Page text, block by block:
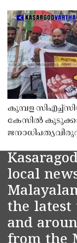
കുമ്പള
കേസിൽ
local
the latest
and